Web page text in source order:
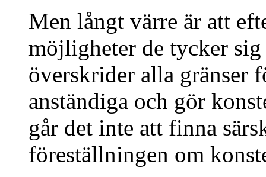
Men långt värre är att
möjligheter de tycker
överskrider alla gränser
anständiga och gör
går det inte att finna
föreställningen om